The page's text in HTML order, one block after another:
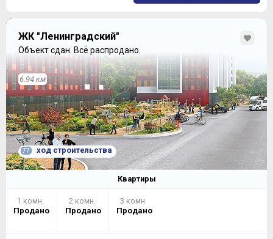
ЖК "Ленинградский"
Объект сдан. Всё распродано.
6.94 км
77 ход строительства
Квартиры
1 комн.
Продано
2 комн.
Продано
3 комн.
Продано